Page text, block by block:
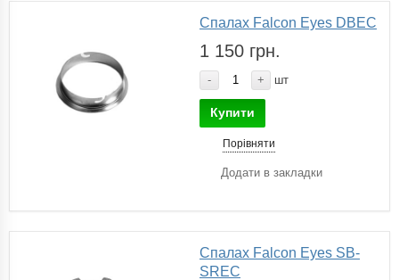
Спалах Falcon Eyes DBEC
1 150 грн.
- + шт
Купити
Порівняти
Додати в закладки
Спалах Falcon Eyes SB-
SREC